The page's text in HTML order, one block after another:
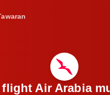
Air Arabia